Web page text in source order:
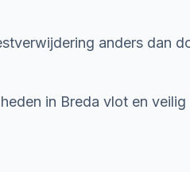
anders dan
in Breda vlot en